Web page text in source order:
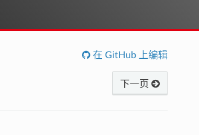
在 GitHub 上编辑
下一页